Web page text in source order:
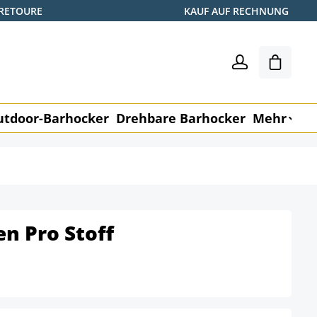
KAUF AUF RECHNUNG
Barhocker Drehbare Barhocker Mehr
Pro Stoff